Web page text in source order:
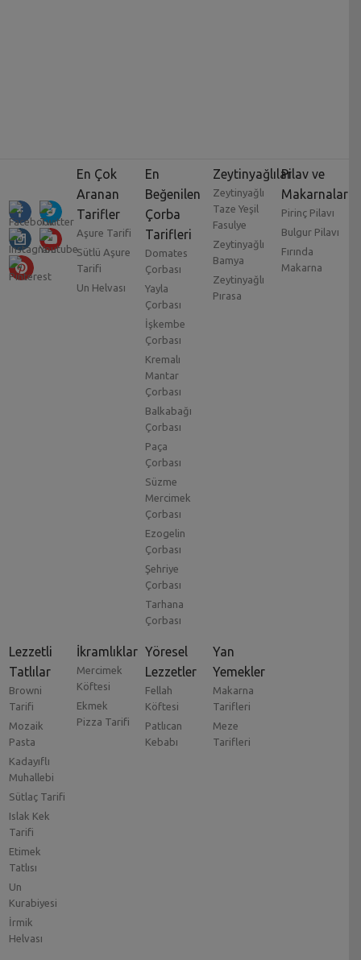
En Çok
Aranan
Tarifler
Aşure Tarifi
Sütlü Aşure
Tarifi
Un Helvası
En
Beğenilen
Çorba
Tarifleri
Domates
Çorbası
Yayla
Çorbası
İşkembe
Çorbası
Kremalı
Mantar
Çorbası
Balkabağı
Çorbası
Paça
Çorbası
Süzme
Mercimek
Çorbası
Ezogelin
Çorbası
Şehriye
Çorbası
Tarhana
Çorbası
Zeytinyağlılar
Zeytinyağlı
Taze Yeşil
Fasulye
Zeytinyağlı
Bamya
Zeytinyağlı
Pırasa
Pilav ve
Makarnalar
Pirinç Pilavı
Bulgur Pilavı
Fırında
Makarna
Lezzetli
Tatlılar
Browni
Tarifi
Mozaik
Pasta
Kadayıflı
Muhallebi
Sütlaç Tarifi
Islak Kek
Tarifi
Etimek
Tatlısı
Un
Kurabiyesi
İrmik
Helvası
İkramlıklar
Mercimek
Köftesi
Ekmek
Pizza Tarifi
Yöresel
Lezzetler
Fellah
Köftesi
Patlıcan
Kebabı
Yan
Yemekler
Makarna
Tarifleri
Meze
Tarifleri